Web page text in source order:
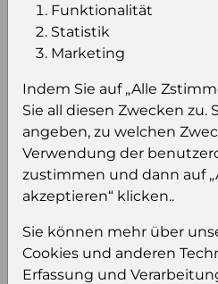
Einloggen um
sehen und/oder dieses
Einloggen
Produktinformation
Funktionalität
Statistik
Marketing
Indem Sie auf „Alle
Sie all diesen Zwecken zu.
angeben, zu welchen
Verwendung der
zustimmen und dann auf
akzeptieren“ klicken..
Sie können mehr über
Cookies und anderen
Erfassung und